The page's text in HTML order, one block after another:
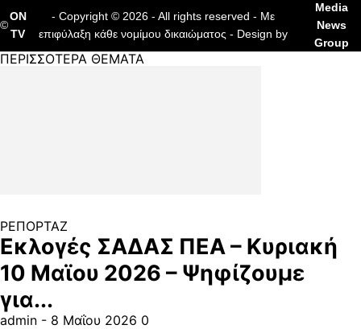
©
ON
TV
- Copyright © 2026 - All rights reserved - Με
επιφύλαξη κάθε νομίμου δικαιώματος - Design by
Media
News
Group
ΠΕΡΙΣΣΟΤΕΡΑ ΘΕΜΑΤΑ
ΡΕΠΟΡΤΑΖ
Εκλογές ΣΑΔΑΣ ΠΕΑ – Κυριακή
10 Μαϊου 2026 – Ψηφίζουμε
για...
admin - 8 Μαΐου 2026 0